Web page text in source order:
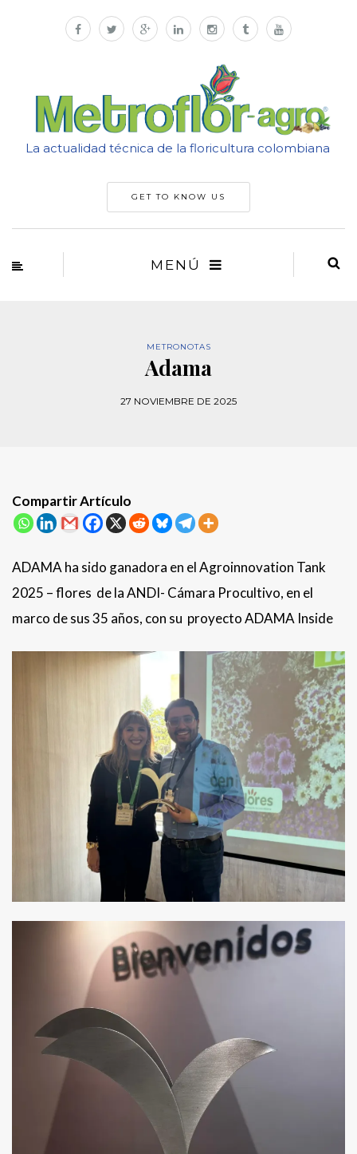
La actualidad técnica de la floricultura colombiana
GET TO KNOW US
MENÚ
METRONOTAS
Adama
27 NOVIEMBRE DE 2025
Compartir Artículo
ADAMA ha sido ganadora en el Agroinnovation Tank
2025 – flores de la ANDI- Cámara Procultivo, en el
marco de sus 35 años, con su proyecto ADAMA Inside